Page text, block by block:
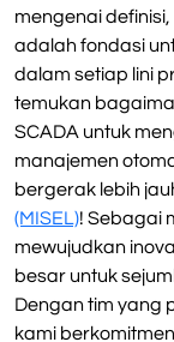
mengenai
adalah fondasi
dalam setiap lini
temukan
SCADA untuk
manajemen
bergerak lebih
(MISEL)! Sebagai
mewujudkan
besar untuk
Dengan tim yang
kami